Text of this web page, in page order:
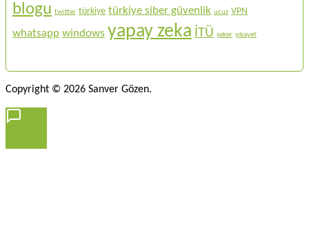
blogu twitter türkiye türkiye siber güvenlik ucuz VPN
whatsapp windows yapay zeka İTÜ şeker şikayet
Copyright © 2026 Sanver Gözen.